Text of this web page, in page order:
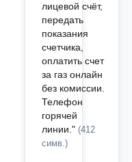
лицевой счёт,
передать
показания
счетчика,
оплатить счет
за газ онлайн
без комиссии.
Телефон
горячей
линии." (412
симв.)